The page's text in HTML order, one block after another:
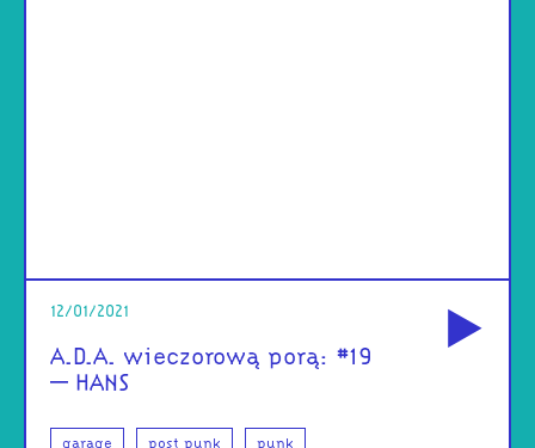
12/01/2021
A.D.A. wieczorową porą: #19
– HANS
garage post punk punk